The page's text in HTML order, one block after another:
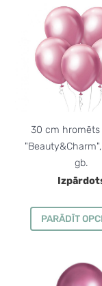
30 cm hromēts
gb.
PARĀDĪT